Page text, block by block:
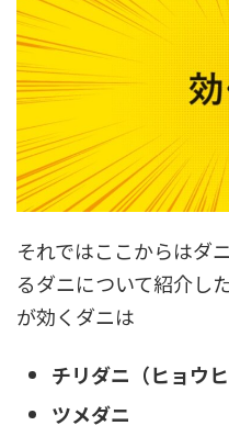
それではここからはダ
るダニについて紹介し
が効くダニは
チリダニ（ヒョウヒ
ツメダニ